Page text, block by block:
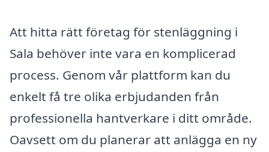
Att hitta rätt företag för stenläggning i
Sala behöver inte vara en komplicerad
process. Genom vår plattform kan du
enkelt få tre olika erbjudanden från
professionella hantverkare i ditt område.
Oavsett om du planerar att anlägga en ny